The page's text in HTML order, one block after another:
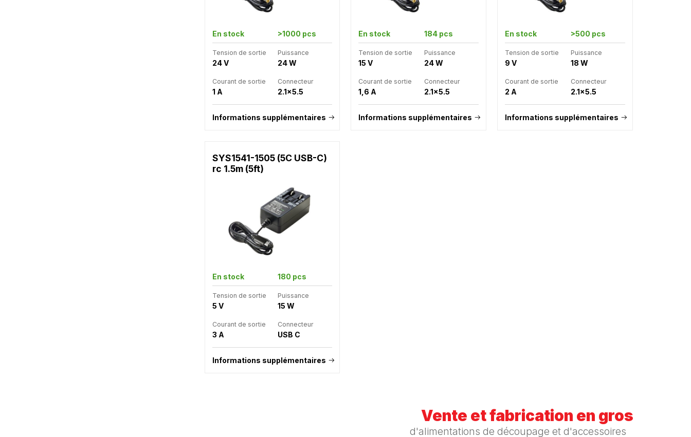
En stock >1000 pcs
Tension de sortie
24 V
Puissance
24 W
Courant de sortie
1 A
Connecteur
2.1x5.5
Informations supplémentaires
En stock 184 pcs
Tension de sortie
15 V
Puissance
24 W
Courant de sortie
1,6 A
Connecteur
2.1x5.5
Informations supplémentaires
En stock >500 pcs
Tension de sortie
9 V
Puissance
18 W
Courant de sortie
2 A
Connecteur
2.1x5.5
Informations supplémentaires
SYS1541-1505 (5C USB-C)
rc 1.5m (5ft)
En stock 180 pcs
Tension de sortie
5 V
Puissance
15 W
Courant de sortie
3 A
Connecteur
USB C
Informations supplémentaires
Vente et fabrication en gros
d'alimentations de découpage et d'accessoires